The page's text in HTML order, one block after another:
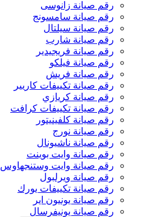
رقم صيانة زانوسى
رقم صيانة سامسونج
رقم صيانة سيلتال
رقم صيانة شارب
رقم صيانة فريجيدير
رقم صيانة فيلكو
رقم صيانة فريش
رقم صيانة تكييفات كاريير
رقم صيانة كريازي
رقم صيانة تكييفات كرافت
رقم صيانة كلفينيتور
رقم صيانة نورج
رقم صيانة ناشيونال
رقم صيانة وايت بوينت
رقم صيانة وايت وستنجهاوس
رقم صيانة ويرلبول
رقم صيانة تكييفات يورك
رقم صيانة يونيون اير
رقم صيانة يونيفرسال